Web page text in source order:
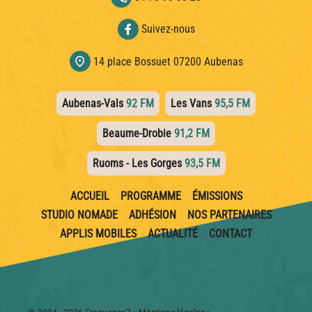
Suivez-nous
location_on 14 place Bossuet 07200 Aubenas
Aubenas-Vals92 FM Les Vans95,5 FM
Beaume-Drobie 91,2 FM
Ruoms - Les Gorges93,5 FM
ACCUEIL PROGRAMME
ÉMISSIONS
STUDIO NOMADE
ADHÉSION
NOS PARTENAIRES
APPLIS MOBILES
ACTUALITÉ CONTACT